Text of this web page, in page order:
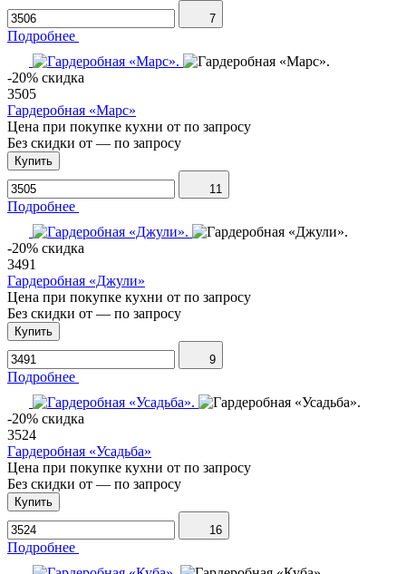
7
Подробнее
-20% скидка
3505
Гардеробная «Марс»
Цена при покупке кухни от по запросу
Без скидки от — по запросу
Купить
11
Подробнее
-20% скидка
3491
Гардеробная «Джули»
Цена при покупке кухни от по запросу
Без скидки от — по запросу
Купить
9
Подробнее
-20% скидка
3524
Гардеробная «Усадьба»
Цена при покупке кухни от по запросу
Без скидки от — по запросу
Купить
16
Подробнее